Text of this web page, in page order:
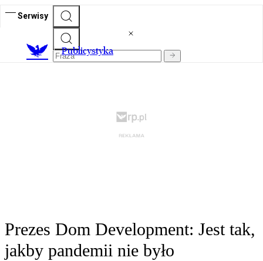
Serwisy
Publicystyka
Prezes Dom Development: Jest tak,
jakby pandemii nie było